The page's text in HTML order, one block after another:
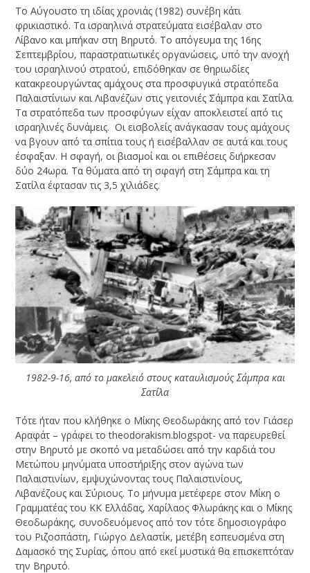
Το Αύγουστο τη ιδίας χρονιάς (1982) συνέβη κάτι
φρικιαστικό. Τα ισραηλινά στρατεύματα εισέβαλαν στο
Λίβανο και μπήκαν στη Βηρυτό. Το απόγευμα της 16ης
Σεπτεμβρίου, παραστρατιωτικές οργανώσεις, υπό την ανοχή
του ισραηλινού στρατού, επιδόθηκαν σε θηριωδίες
κατακρεουργώντας αμάχους στα προσφυγικά στρατόπεδα
Παλαιστίνιων και Λιβανέζων στις γειτονιές Σάμπρα και Σατίλα.
Τα στρατόπεδα των προσφύγων είχαν αποκλειστεί από τις
ισραηλινές δυνάμεις. Οι εισβολείς ανάγκασαν τους αμάχους
να βγουν από τα σπίτια τους ή εισέβαλλαν σε αυτά και τους
έσφαξαν. Η σφαγή, οι βιασμοί και οι επιθέσεις διήρκεσαν
δύο 24ωρα. Τα θύματα από τη σφαγή στη Σάμπρα και τη
Σατίλα έφτασαν τις 3,5 χιλιάδες.
1982-9-16, από το μακελειό στους καταυλισμούς Σάμπρα και
Σατίλα
Τότε ήταν που κλήθηκε ο Μίκης Θεοδωράκης από τον Γιάσερ
Αραφάτ – γράφει το theodorakism.blogspot- να παρευρεθεί
στην Βηρυτό με σκοπό να μεταδώσει από την καρδιά του
Μετώπου μηνύματα υποστήριξης στον αγώνα των
Παλαιστινίων, εμψυχώνοντας τους Παλαιστινίους,
Λιβανέζους και Σύριους. Το μήνυμα μετέφερε στον Μίκη ο
Γραμματέας του ΚΚ Ελλάδας, Χαρίλαος Φλωράκης και ο Μίκης
Θεοδωράκης, συνοδευόμενος από τον τότε δημοσιογράφο
του Ριζοσπάστη, Γιώργο Δελαστίκ, μετέβη εσπευσμένα στη
Δαμασκό της Συρίας, όπου από εκεί μυστικά θα επισκεπτόταν
την Βηρυτό.